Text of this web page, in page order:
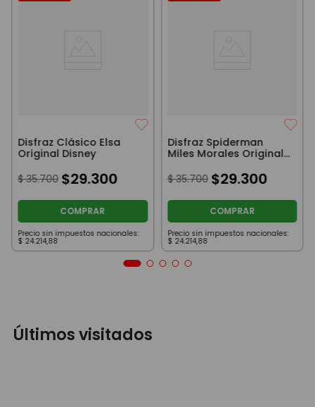
Disfraz Clásico Elsa
Original Disney
$ 35.700 $29.300
COMPRAR
Precio sin impuestos nacionales:
$ 24.214,88
Disfraz Spiderman
Miles Morales Original
$ 35.700 $29.300
COMPRAR
Precio sin impuestos nacionales:
$ 24.214,88
Últimos visitados